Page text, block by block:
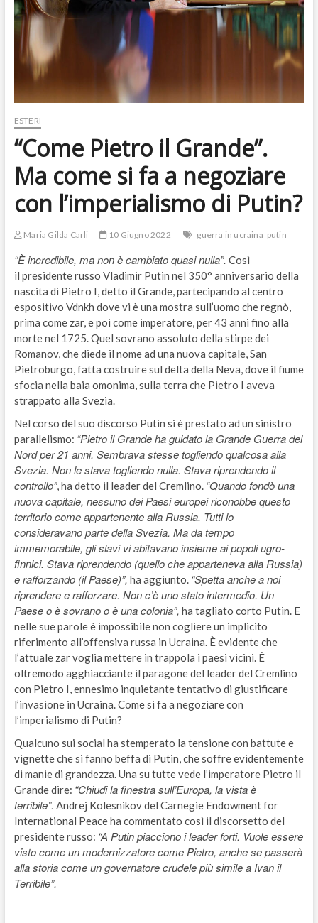
ESTERI
“Come Pietro il Grande”.
Ma come si fa a negoziare
con l’imperialismo di Putin?
Maria Gilda Carli 10 Giugno 2022 guerra in ucraina putin
“È incredibile, ma non è cambiato quasi nulla”. Così
il presidente russo Vladimir Putin nel 350° anniversario della
nascita di Pietro I, detto il Grande, partecipando al centro
espositivo Vdnkh dove vi è una mostra sull’uomo che regnò,
prima come zar, e poi come imperatore, per 43 anni fino alla
morte nel 1725. Quel sovrano assoluto della stirpe dei
Romanov, che diede il nome ad una nuova capitale, San
Pietroburgo, fatta costruire sul delta della Neva, dove il fiume
sfocia nella baia omonima, sulla terra che Pietro I aveva
strappato alla Svezia.
Nel corso del suo discorso Putin si è prestato ad un sinistro
parallelismo: “Pietro il Grande ha guidato la Grande Guerra del
Nord per 21 anni. Sembrava stesse togliendo qualcosa alla
Svezia. Non le stava togliendo nulla. Stava riprendendo il
controllo”, ha detto il leader del Cremlino. “Quando fondò una
nuova capitale, nessuno dei Paesi europei riconobbe questo
territorio come appartenente alla Russia. Tutti lo
consideravano parte della Svezia. Ma da tempo
immemorabile, gli slavi vi abitavano insieme ai popoli ugro-
finnici. Stava riprendendo (quello che apparteneva alla Russia)
e rafforzando (il Paese)”, ha aggiunto. “Spetta anche a noi
riprendere e rafforzare. Non c’è uno stato intermedio. Un
Paese o è sovrano o è una colonia”, ha tagliato corto Putin. E
nelle sue parole è impossibile non cogliere un implicito
riferimento all’offensiva russa in Ucraina. È evidente che
l’attuale zar voglia mettere in trappola i paesi vicini. È
oltremodo agghiacciante il paragone del leader del Cremlino
con Pietro I, ennesimo inquietante tentativo di giustificare
l’invasione in Ucraina. Come si fa a negoziare con
l’imperialismo di Putin?
Qualcuno sui social ha stemperato la tensione con battute e
vignette che si fanno beffa di Putin, che soffre evidentemente
di manie di grandezza. Una su tutte vede l’imperatore Pietro il
Grande dire: “Chiudi la finestra sull’Europa, la vista è
terribile”. Andrej Kolesnikov del Carnegie Endowment for
International Peace ha commentato così il discorsetto del
presidente russo: “A Putin piacciono i leader forti. Vuole essere
visto come un modernizzatore come Pietro, anche se passerà
alla storia come un governatore crudele più simile a Ivan il
Terribile”.